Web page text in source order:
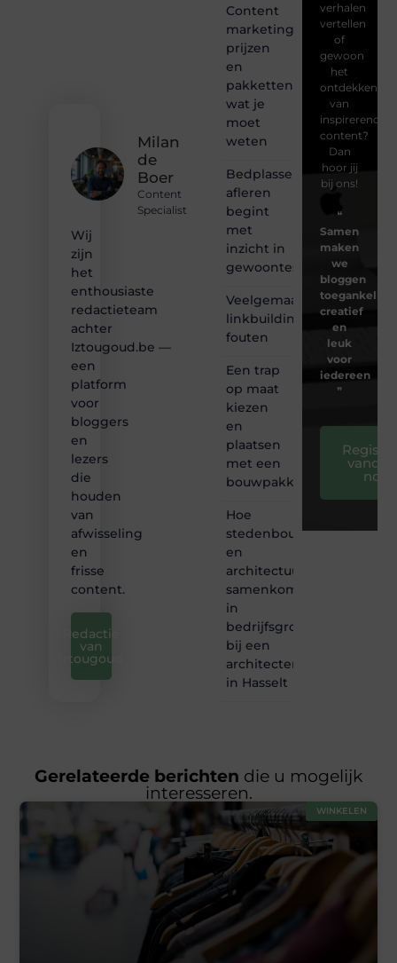
Milan
de
Boer
Content
Specialist
Wij
zijn
het
enthousiaste
redactieteam
achter
Iztougoud.be —
een
platform
voor
bloggers
en
lezers
die
houden
van
afwisseling
en
frisse
content.
Redactie
van
iztougoud
Content
marketing
prijzen
en
pakketten:
wat je
moet
weten
Bedplassen
afleren
begint
met
inzicht in
gewoontes
Veelgemaakte
linkbuilding
fouten
Een trap
op maat
kiezen
en
plaatsen
met een
bouwpakket
Hoe
stedenbouw
en
architectuur
samenkomen
in
bedrijfsgroei
bij een
architectenbureau
in Hasselt
verhalen
vertellen
of
gewoon
het
ontdekken
van
inspirerende
content?
Dan
hoor jij
bij ons!
❝
Samen
maken
we
bloggen
toegankelijk,
creatief
en
leuk
voor
iedereen
❞
nog
Gerelateerde berichten die u mogelijk
interesseren.
WINKELEN